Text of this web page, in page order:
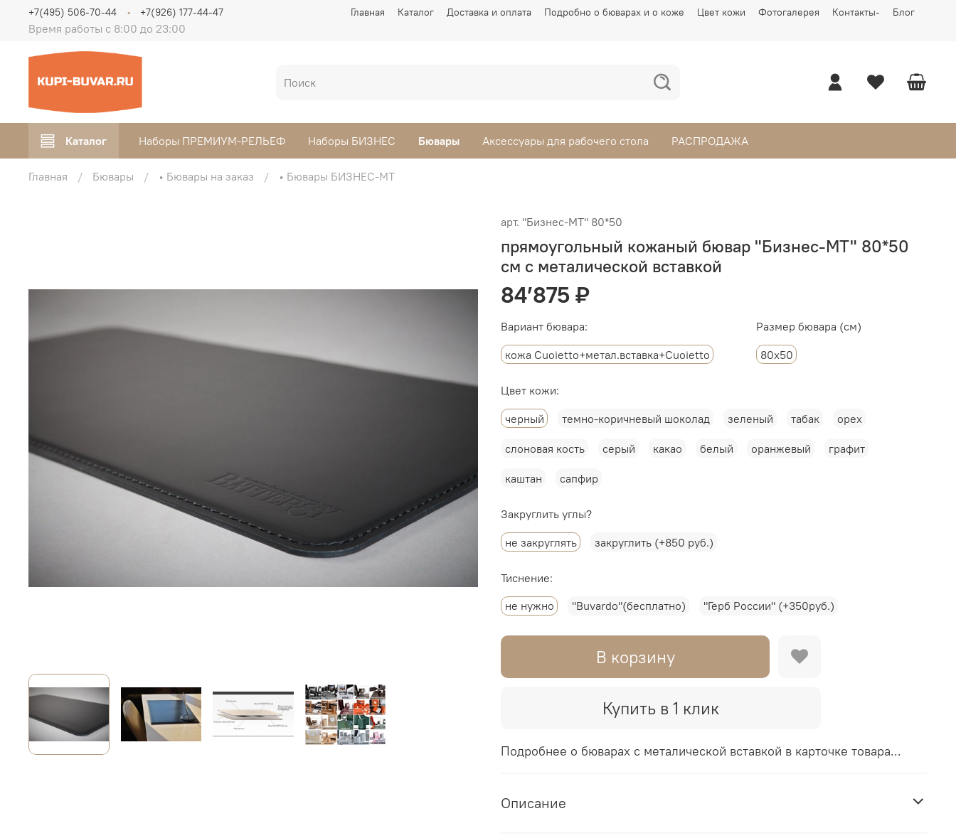
Главная Каталог Доставка и оплата Подробно о бюварах и о коже Цвет кожи Фотогалерея Контакты- Блог
Время работы с 8:00 до 23:00
+7(495) 506-70-44 +7(926) 177-44-47
Каталог Наборы ПРЕМИУМ-РЕЛЬЕФ Наборы БИЗНЕС Бювары Аксессуары для рабочего стола РАСПРОДАЖА
Главная Бювары • Бювары на заказ • Бювары БИЗНЕС-МТ
арт. "Бизнес-МТ" 80*50
прямоугольный кожаный бювар "Бизнес-МТ" 80*50
см с металической вставкой
84’875 ₽
В корзину
Купить в 1 клик
Вариант бювара:
кожа Cuoietto+метал.вставка+Cuoietto
Размер бювара (см)
80х50
Цвет кожи:
черный
темно-коричневый шоколад зеленый табак орех
слоновая кость серый какао белый оранжевый графит
каштан сапфир
Закруглить углы?
не закруглять
закруглить (+850 руб.)
Тиснение:
не нужно
"Buvardo"(бесплатно) "Герб России" (+350руб.)
Подробнее о бюварах с металической вставкой в карточке товара...
Описание